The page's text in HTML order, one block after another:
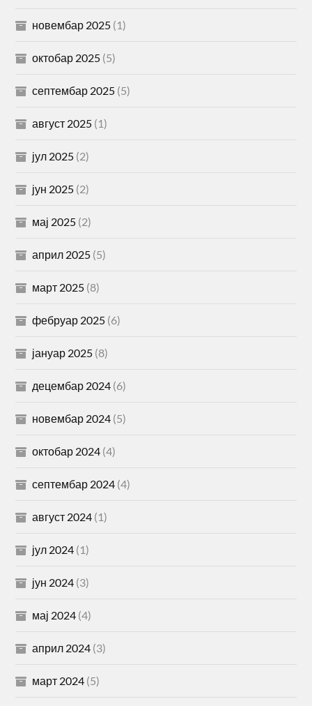
новембар 2025 (1)
октобар 2025 (5)
септембар 2025 (5)
август 2025 (1)
јул 2025 (2)
јун 2025 (2)
мај 2025 (2)
април 2025 (5)
март 2025 (8)
фебруар 2025 (6)
јануар 2025 (8)
децембар 2024 (6)
новембар 2024 (5)
октобар 2024 (4)
септембар 2024 (4)
август 2024 (1)
јул 2024 (1)
јун 2024 (3)
мај 2024 (4)
април 2024 (3)
март 2024 (5)